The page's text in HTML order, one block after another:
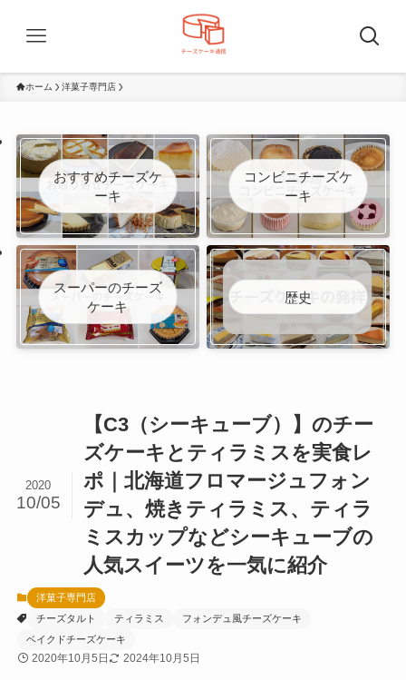
ホーム 洋菓子専門店
おすすめチーズケ
ーキ
コンビニチーズケ
ーキ
スーパーのチーズ
ケーキ
歴史
【C3（シーキューブ）】のチー
ズケーキとティラミスを実食レ
ポ｜北海道フロマージュフォン
デュ、焼きティラミス、ティラ
ミスカップなどシーキューブの
人気スイーツを一気に紹介
2020
10/05
洋菓子専門店
チーズタルト
ティラミス
フォンデュ風チーズケーキ
ベイクドチーズケーキ
2020年10月5日 2024年10月5日